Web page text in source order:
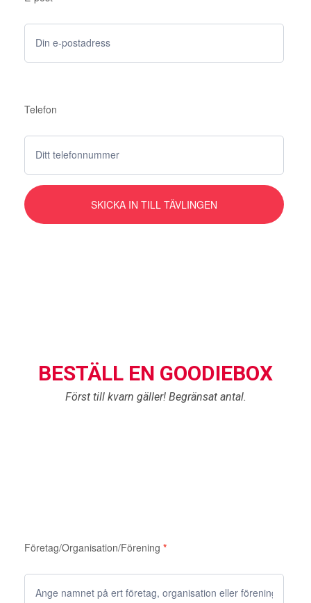
Telefon
BESTÄLL EN GOODIEBOX
Först till kvarn gäller! Begränsat antal.
Företag/Organisation/Förening *